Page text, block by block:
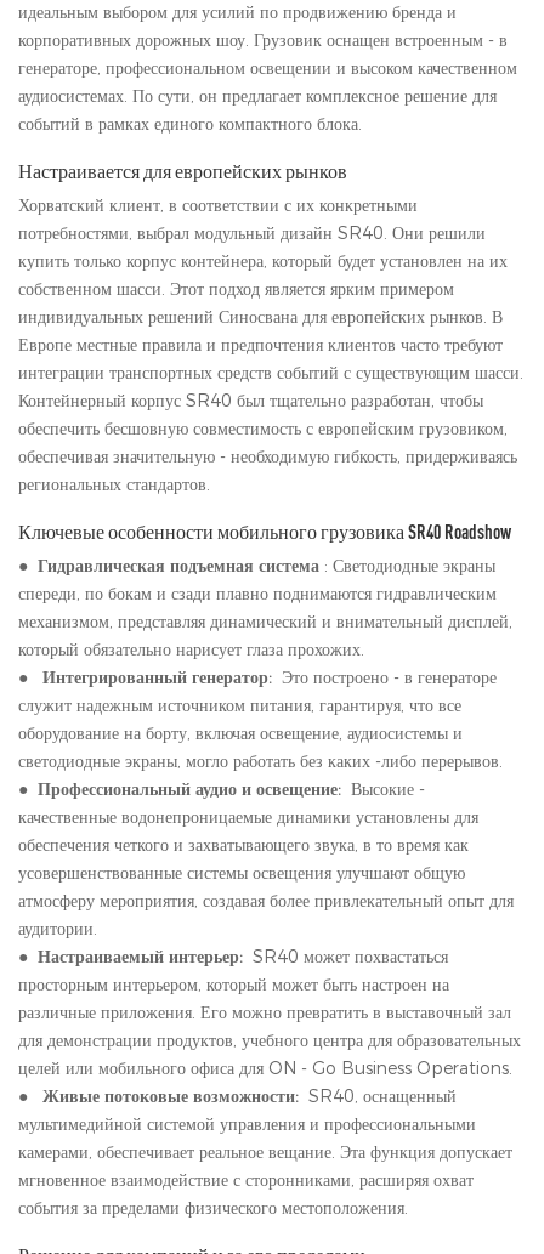
идеальным выбором для усилий по продвижению бренда и
корпоративных дорожных шоу. Грузовик оснащен встроенным - в
генераторе, профессиональном освещении и высоком качественном
аудиосистемах. По сути, он предлагает комплексное решение для
событий в рамках единого компактного блока.
Настраивается для европейских рынков
Хорватский клиент, в соответствии с их конкретными
потребностями, выбрал модульный дизайн SR40. Они решили
купить только корпус контейнера, который будет установлен на их
собственном шасси. Этот подход является ярким примером
индивидуальных решений Синосвана для европейских рынков. В
Европе местные правила и предпочтения клиентов часто требуют
интеграции транспортных средств событий с существующим шасси.
Контейнерный корпус SR40 был тщательно разработан, чтобы
обеспечить бесшовную совместимость с европейским грузовиком,
обеспечивая значительную - необходимую гибкость, придерживаясь
региональных стандартов.
Ключевые особенности мобильного грузовика SR40 Roadshow
● Гидравлическая подъемная система : Светодиодные экраны
спереди, по бокам и сзади плавно поднимаются гидравлическим
механизмом, представляя динамический и внимательный дисплей,
который обязательно нарисует глаза прохожих.
●
Интегрированный генератор: Это построено - в генераторе
служит надежным источником питания, гарантируя, что все
оборудование на борту, включая освещение, аудиосистемы и
светодиодные экраны, могло работать без каких -либо перерывов.
● Профессиональный аудио и освещение: Высокие -
качественные водонепроницаемые динамики установлены для
обеспечения четкого и захватывающего звука, в то время как
усовершенствованные системы освещения улучшают общую
атмосферу мероприятия, создавая более привлекательный опыт для
аудитории.
● Настраиваемый интерьер: SR40 может похвастаться
просторным интерьером, который может быть настроен на
различные приложения. Его можно превратить в выставочный зал
для демонстрации продуктов, учебного центра для образовательных
целей или мобильного офиса для ON - Go Business Operations.
●
Живые потоковые возможности: SR40, оснащенный
мультимедийной системой управления и профессиональными
камерами, обеспечивает реальное вещание. Эта функция допускает
мгновенное взаимодействие с сторонниками, расширяя охват
события за пределами физического местоположения.